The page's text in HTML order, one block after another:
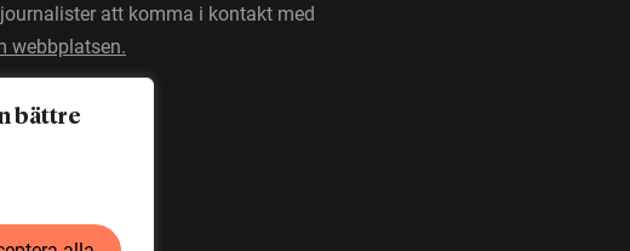
bättre
att komma i kontakt med
webbplatsen.